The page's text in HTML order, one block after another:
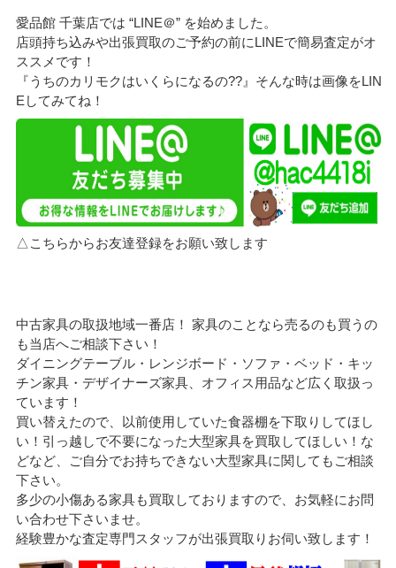
愛品館 千葉店では “LINE＠” を始めました。
店頭持ち込みや出張買取のご予約の前にLINEで簡易査定がオ
ススメです！
『うちのカリモクはいくらになるの??』そんな時は画像をLIN
Eしてみてね！
△こちらからお友達登録をお願い致します
中古家具の取扱地域一番店！ 家具のことなら売るのも買うの
も当店へご相談下さい！
ダイニングテーブル・レンジボード・ソファ・ベッド・キッ
チン家具・デザイナーズ家具、オフィス用品など広く取扱っ
ています！
買い替えたので、以前使用していた食器棚を下取りしてほし
い！引っ越しで不要になった大型家具を買取してほしい！な
どなど、ご自分でお持ちできない大型家具に関してもご相談
下さい。
多少の小傷ある家具も買取しておりますので、お気軽にお問
い合わせ下さいませ。
経験豊かな査定専門スタッフが出張買取りお伺い致します！